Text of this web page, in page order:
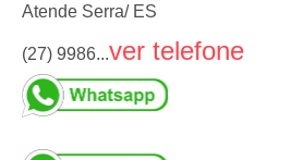
Atende Serra/ ES
(27) 9986...ver telefone